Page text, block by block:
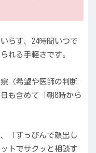
らず、24時間いつで
れる手軽さです。
（希望や医師の判断
も含めて「朝8時から
「すっぴんで顔出し
トでサクッと相談す